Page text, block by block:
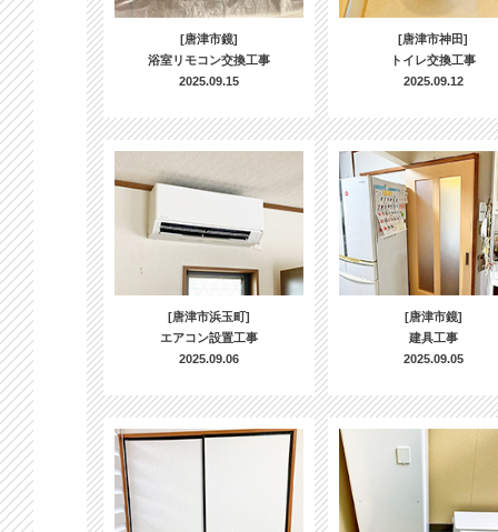
[唐津市鏡]
浴室リモコン交換工事
2025.09.15
[唐津市神田]
トイレ交換工事
2025.09.12
[唐津市浜玉町]
エアコン設置工事
2025.09.06
[唐津市鏡]
建具工事
2025.09.05